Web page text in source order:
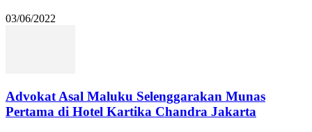
03/06/2022
Advokat Asal Maluku Selenggarakan Munas
Pertama di Hotel Kartika Chandra Jakarta